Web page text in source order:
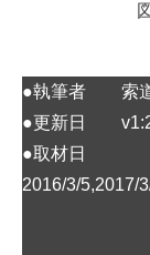
●執筆者 索
●更新日
●取材日
2016/3/5,2017/